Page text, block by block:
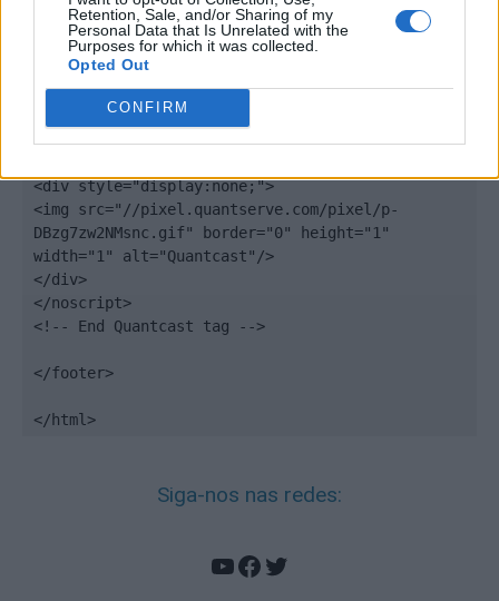
Retention, Sale, and/or Sharing of my
Personal Data that Is Unrelated with the
Purposes for which it was collected.
Opted Out
CONFIRM
window._qevents.push({
qacct:"p-DBzg7zw2NMsnc",
uid:"__INSERT_EMAIL_HERE__"
});
</script>
<div style="display:none;">
<img src="//pixel.quantserve.com/pixel/p-
DBzg7zw2NMsnc.gif" border="0" height="1"
width="1" alt="Quantcast"/>
</div>
</noscript>
<!-- End Quantcast tag -->
</footer>
</html>
Siga-nos nas redes:
YouTube
Facebook
Twitter